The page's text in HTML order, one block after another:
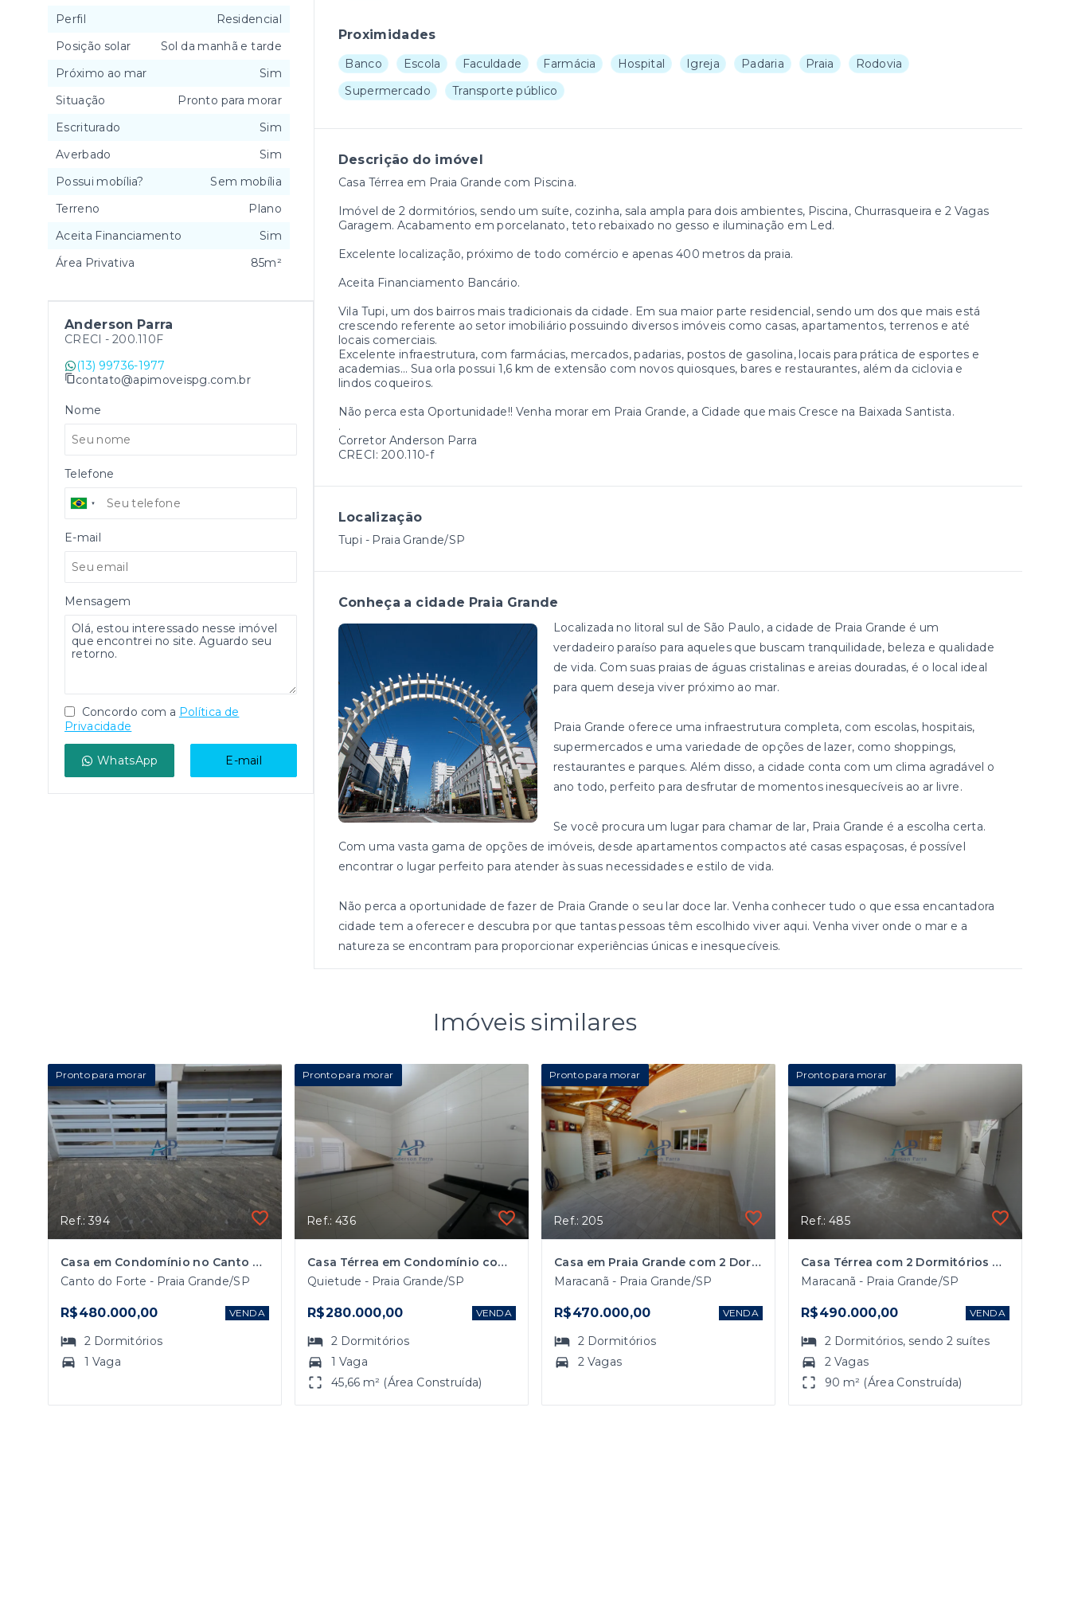
Proximidades
Banco Escola Faculdade Farmácia Hospital Igreja Padaria Praia
Rodovia
Supermercado
Transporte público
Descrição do imóvel
Casa Térrea em Praia Grande com Piscina.
Imóvel de 2 dormitórios, sendo um suíte, cozinha, sala ampla para dois ambientes, Piscina, Churrasqueira e 2 Vagas
Garagem. Acabamento em porcelanato, teto rebaixado no gesso e iluminação em Led.
Excelente localização, próximo de todo comércio e apenas 400 metros da praia.
Aceita Financiamento Bancário.
Vila Tupi, um dos bairros mais tradicionais da cidade. Em sua maior parte residencial, sendo um dos que mais está
crescendo referente ao setor imobiliário possuindo diversos imóveis como casas, apartamentos, terrenos e até
locais comerciais.
Excelente infraestrutura, com farmácias, mercados, padarias, postos de gasolina, locais para prática de esportes e
academias... Sua orla possui 1,6 km de extensão com novos quiosques, bares e restaurantes, além da ciclovia e
lindos coqueiros.
Não perca esta Oportunidade!! Venha morar em Praia Grande, a Cidade que mais Cresce na Baixada Santista.
.
Corretor Anderson Parra
CRECI: 200.110-f
Localização
Tupi - Praia Grande/SP
Conheça a cidade Praia Grande
Localizada no litoral sul de São Paulo, a cidade de Praia Grande é um
verdadeiro paraíso para aqueles que buscam tranquilidade, beleza e qualidade
de vida. Com suas praias de águas cristalinas e areias douradas, é o local ideal
para quem deseja viver próximo ao mar.
Praia Grande oferece uma infraestrutura completa, com escolas, hospitais,
supermercados e uma variedade de opções de lazer, como shoppings,
restaurantes e parques. Além disso, a cidade conta com um clima agradável o
ano todo, perfeito para desfrutar de momentos inesquecíveis ao ar livre.
Se você procura um lugar para chamar de lar, Praia Grande é a escolha certa.
Com uma vasta gama de opções de imóveis, desde apartamentos compactos até casas espaçosas, é possível
encontrar o lugar perfeito para atender às suas necessidades e estilo de vida.
Não perca a oportunidade de fazer de Praia Grande o seu lar doce lar. Venha conhecer tudo o que essa encantadora
cidade tem a oferecer e descubra por que tantas pessoas têm escolhido viver aqui. Venha viver onde o mar e a
natureza se encontram para proporcionar experiências únicas e inesquecíveis.
Perfil
Residencial
Posição solar
Sol da manhã e tarde
Próximo ao mar
Sim
Situação
Pronto para morar
Escriturado
Sim
Averbado
Sim
Possui mobília?
Sem mobília
Terreno
Plano
Aceita Financiamento
Sim
Área Privativa
85m²
Anderson Parra
CRECI - 200.110F
(13) 99736-1977
contato@apimoveispg.com.br
Nome
Telefone
E-mail
Mensagem
Concordo com a Política de
Privacidade
WhatsApp E-mail
Imóveis similares
Pronto para morar
Ref.: 394
Casa em Condomínio no Canto do Forte em Praia Grande
Canto do Forte - Praia Grande/SP
R$480.000,00 VENDA
2 Dormitórios
1 Vaga
Pronto para morar
Ref.: 436
Casa Térrea em Condomínio com 2 Quartos em Praia Grande
Quietude - Praia Grande/SP
R$280.000,00 VENDA
2 Dormitórios
1 Vaga
45,66 m² (Área Construída)
Pronto para morar
Ref.: 205
Casa em Praia Grande com 2 Dormitórios
Maracanã - Praia Grande/SP
R$470.000,00 VENDA
2 Dormitórios
2 Vagas
Pronto para morar
Ref.: 485
Casa Térrea com 2 Dormitórios no Maracanã em Praia Grande à 80 Metros do Mar
Maracanã - Praia Grande/SP
R$490.000,00 VENDA
2 Dormitórios, sendo2 suítes
2 Vagas
90 m² (Área Construída)